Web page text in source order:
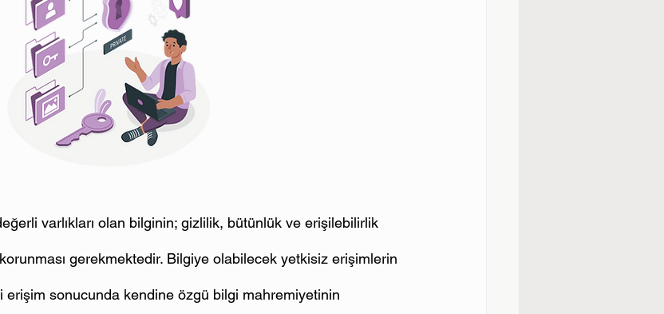
varlıkları olan bilginin; gizlilik, bütünlük ve erişilebilirlik
gerekmektedir. Bilgiye olabilecek yetkisiz erişimlerin
sonucunda kendine özgü bilgi mahremiyetinin